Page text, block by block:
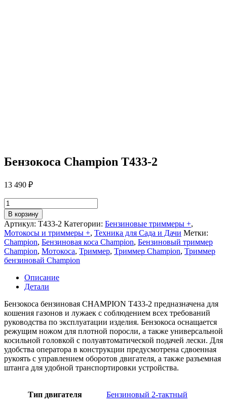
Бензокоса Champion T433-2
13 490 ₽
Количество
товара
Бензокоса
Champion
T433-
2
В корзину
Артикул: T433-2 Категории: Бензиновые триммеры +,
Мотокосы и триммеры +, Техника для Сада и Дачи Метки:
Champion, Бензиновая коса Champion, Бензиновый триммер
Champion, Мотокоса, Триммер, Триммер Champion, Триммер
бензиновай Champion
Описание
Детали
Бензокоса бензиновая CHAMPION T433-2 предназначена для
кошения газонов и лужаек с соблюдением всех требований
руководства по эксплуатации изделия. Бензокоса оснащается
режущим ножом для плотной поросли, а также универсальной
косильной головкой с полуавтоматической подачей лески. Для
удобства оператора в конструкции предусмотрена сдвоенная
рукоять с управлением оборотов двигателя, а также разъемная
штанга для удобной транспортировки устройства.
Тип двигателя Бензиновый 2-тактный